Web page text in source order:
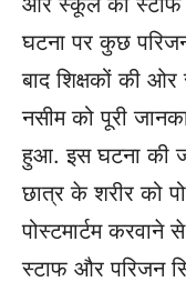
घटना पर कुछ
बाद शिक्षकों की
नसीम को पूरी
हुआ. इस घटना की
छात्र के शरीर को
पोस्टमार्टम
स्टाफ और परिजन